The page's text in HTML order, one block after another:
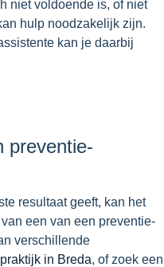
niet voldoende is, of niet
hulp noodzakelijk zijn.
kan je daarbij
preventie-
resultaat geeft, kan het
een van een preventie-
verschillende
in Breda, of zoek een